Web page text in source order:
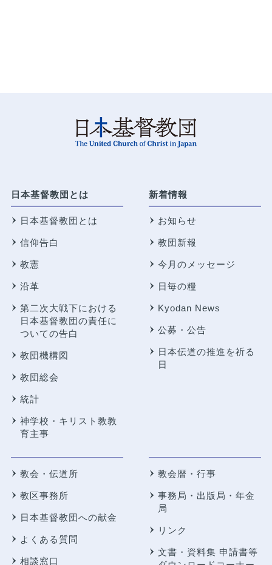
日本基督教団とは
日本基督教団とは
信仰告白
教憲
沿革
第二次大戦下における
日本基督教団の責任に
ついての告白
教団機構図
教団総会
統計
神学校・キリスト教教
育主事
新着情報
お知らせ
教団新報
今月のメッセージ
日毎の糧
Kyodan News
公募・公告
日本伝道の推進を祈る
日
教会・伝道所
教区事務所
日本基督教団への献金
よくある質問
相談窓口
教会暦・行事
事務局・出版局・年金
局
リンク
文書・資料集 申請書等